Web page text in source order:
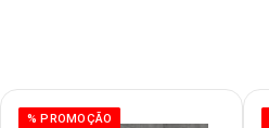
% PROMOÇÃO